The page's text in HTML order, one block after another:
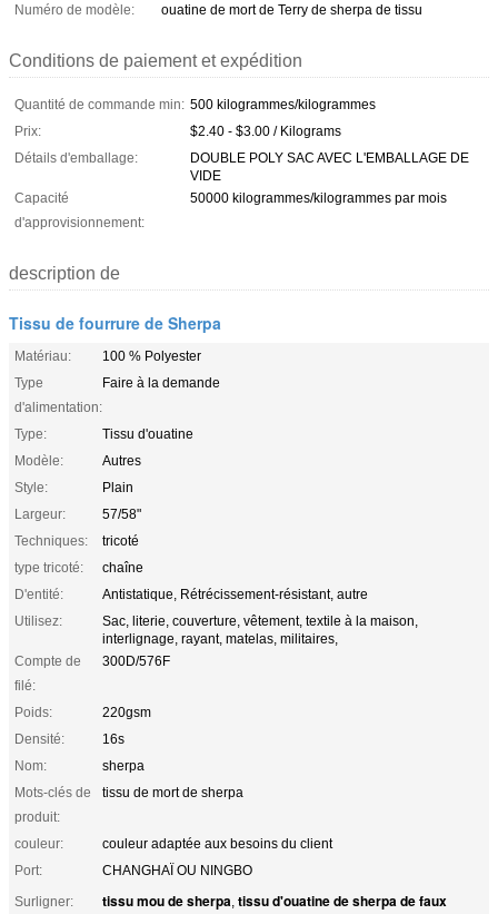
Numéro de modèle:
ouatine de mort de Terry de sherpa de tissu
Conditions de paiement et expédition
Quantité de commande min: 500 kilogrammes/kilogrammes
Prix:
$2.40 - $3.00 / Kilograms
Détails d'emballage:
DOUBLE POLY SAC AVEC L'EMBALLAGE DE
VIDE
Capacité
d'approvisionnement:
50000 kilogrammes/kilogrammes par mois
description de
Tissu de fourrure de Sherpa
Matériau:
100 % Polyester
Type
d'alimentation:
Faire à la demande
Type:
Tissu d'ouatine
Modèle:
Autres
Style:
Plain
Largeur:
57/58"
Techniques:
tricoté
type tricoté:
chaîne
D'entité:
Antistatique, Rétrécissement-résistant, autre
Utilisez:
Sac, literie, couverture, vêtement, textile à la maison,
interlignage, rayant, matelas, militaires,
Compte de
filé:
300D/576F
Poids:
220gsm
Densité:
16s
Nom:
sherpa
Mots-clés de
produit:
tissu de mort de sherpa
couleur:
couleur adaptée aux besoins du client
Port:
CHANGHAÏ OU NINGBO
Surligner:
tissu mou de sherpa, tissu d'ouatine de sherpa de faux